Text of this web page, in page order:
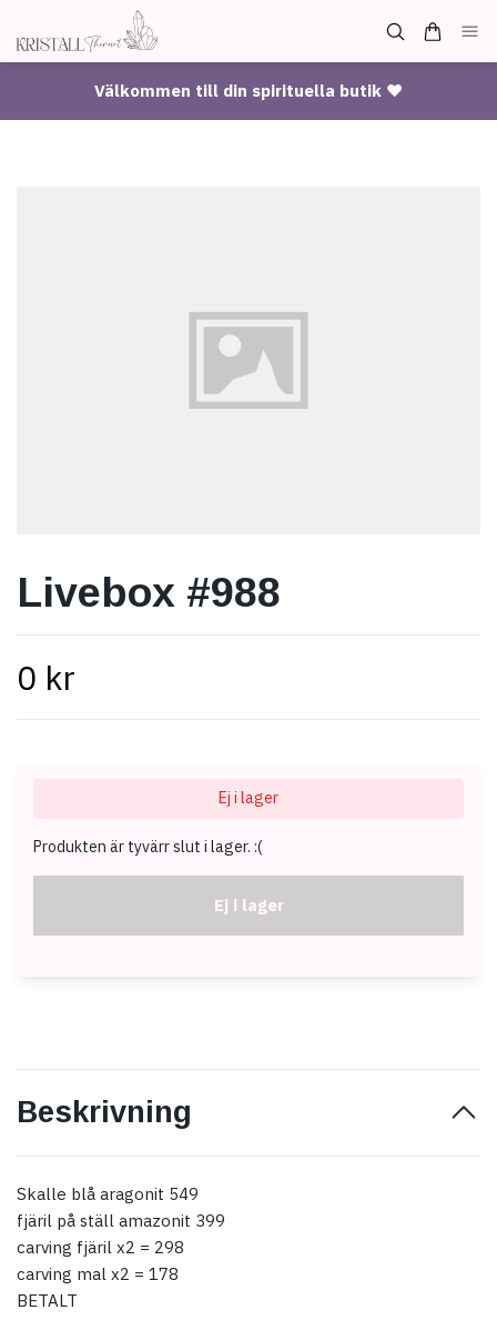
Välkommen till din spirituella butik ♥
Livebox #988
0 kr
Ej i lager
Produkten är tyvärr slut i lager. :(
Ej i lager
Beskrivning
Skalle blå aragonit 549
fjäril på ställ amazonit 399
carving fjäril x2 = 298
carving mal x2 = 178
BETALT